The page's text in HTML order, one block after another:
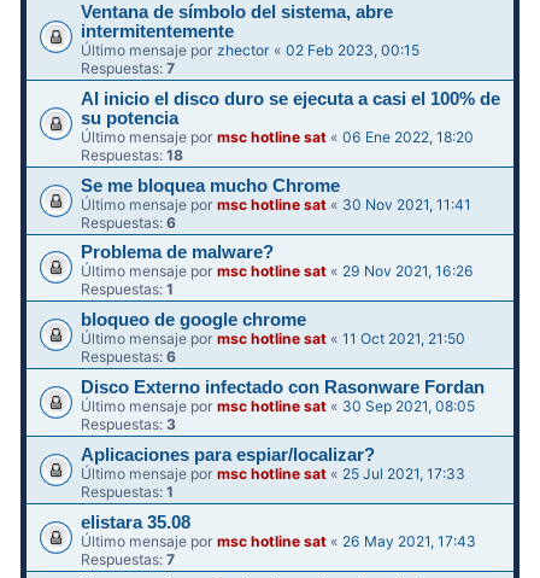
Ventana de símbolo del sistema, abre
intermitentemente
Último mensaje por zhector «02 Feb 2023, 00:15
Respuestas:7
Al inicio el disco duro se ejecuta a casi el 100% de
su potencia
Último mensaje pormsc hotline sat «06 Ene 2022, 18:20
Respuestas:18
Se me bloquea mucho Chrome
Último mensaje pormsc hotline sat « 30 Nov 2021, 11:41
Respuestas:6
Problema de malware?
Último mensaje pormsc hotline sat « 29 Nov 2021, 16:26
Respuestas:1
bloqueo de google chrome
Último mensaje pormsc hotline sat «11 Oct 2021, 21:50
Respuestas:6
Disco Externo infectado con Rasonware Fordan
Último mensaje pormsc hotline sat « 30 Sep 2021, 08:05
Respuestas:3
Aplicaciones para espiar/localizar?
Último mensaje pormsc hotline sat « 25 Jul 2021, 17:33
Respuestas:1
elistara 35.08
Último mensaje pormsc hotline sat « 26 May 2021, 17:43
Respuestas:7